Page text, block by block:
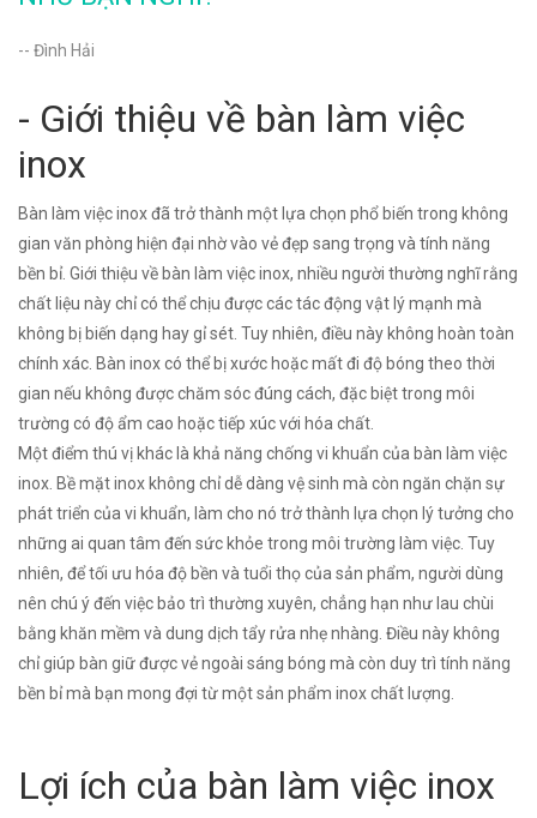
-- Đình Hải
- Giới thiệu về bàn làm việc
inox
Bàn làm việc inox đã trở thành một lựa chọn phổ biến trong không
gian văn phòng hiện đại nhờ vào vẻ đẹp sang trọng và tính năng
bền bỉ. Giới thiệu về bàn làm việc inox, nhiều người thường nghĩ rằng
chất liệu này chỉ có thể chịu được các tác động vật lý mạnh mà
không bị biến dạng hay gỉ sét. Tuy nhiên, điều này không hoàn toàn
chính xác. Bàn inox có thể bị xước hoặc mất đi độ bóng theo thời
gian nếu không được chăm sóc đúng cách, đặc biệt trong môi
trường có độ ẩm cao hoặc tiếp xúc với hóa chất.
Một điểm thú vị khác là khả năng chống vi khuẩn của bàn làm việc
inox. Bề mặt inox không chỉ dễ dàng vệ sinh mà còn ngăn chặn sự
phát triển của vi khuẩn, làm cho nó trở thành lựa chọn lý tưởng cho
những ai quan tâm đến sức khỏe trong môi trường làm việc. Tuy
nhiên, để tối ưu hóa độ bền và tuổi thọ của sản phẩm, người dùng
nên chú ý đến việc bảo trì thường xuyên, chẳng hạn như lau chùi
bằng khăn mềm và dung dịch tẩy rửa nhẹ nhàng. Điều này không
chỉ giúp bàn giữ được vẻ ngoài sáng bóng mà còn duy trì tính năng
bền bỉ mà bạn mong đợi từ một sản phẩm inox chất lượng.
Lợi ích của bàn làm việc inox